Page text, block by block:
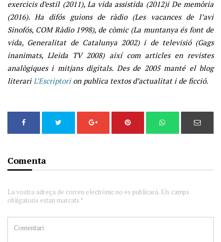
exercicis d’estil (2011), La vida assistida (2012)i De memòria
(2016). Ha difós guions de ràdio (Les vacances de l’avi
Sinofós, COM Ràdio 1998), de còmic (La muntanya és font de
vida, Generalitat de Catalunya 2002) i de televisió (Gags
inanimats, Lleida TV 2008) així com articles en revistes
analògiques i mitjans digitals. Des de 2005 manté el blog
literariL’Escriptorion publica textos d’actualitat i de ficció.
Comenta
La vostra adreça de correu electrònic no es publicarà. Els camps
obligatoris estan marcats *